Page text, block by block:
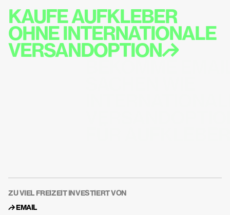
KAUFE AUFKLEBER
OHNE INTERNATIONALE
VERSANDOPTION↱
ZU VIEL FREIZEIT INVESTIERT VON
↱ EMAIL